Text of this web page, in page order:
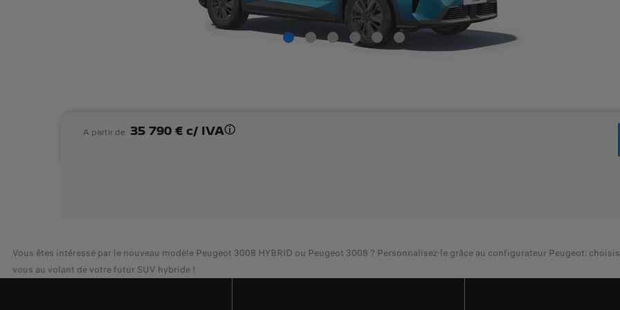
A partir de 35 790 € c/ IVA
Vous êtes intéressé par le nouveau modèle Peugeot 3008 HYBRID ou Peugeot 3008 ? Personnalisez-le grâce au configurateur Peugeot:
vous au volant de votre futur SUV hybride !